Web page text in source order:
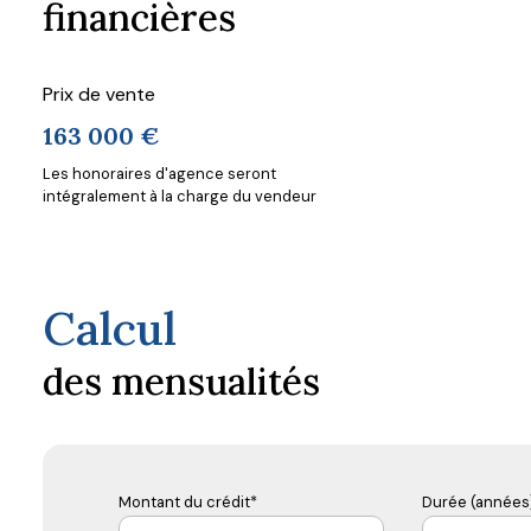
financières
Prix de vente
163 000 €
Les honoraires d'agence seront
intégralement à la charge du vendeur
Calcul
des mensualités
Montant du crédit* Durée